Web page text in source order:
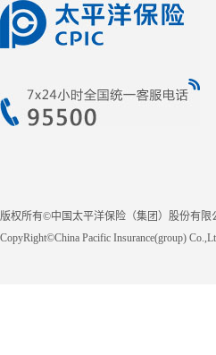
版权所有©中国太平洋保险（集团）股份有限
CopyRight©China Pacific Insurance(group)